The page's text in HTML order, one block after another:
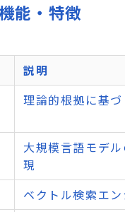
能・特徴
説明
理論的根拠に基
大規模言語モデ
現
ベクトル検索エ